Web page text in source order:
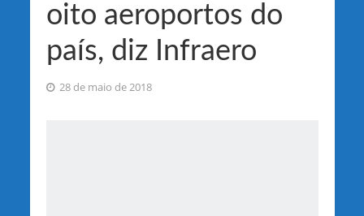
oito aeroportos do
país, diz Infraero
28 de maio de 2018